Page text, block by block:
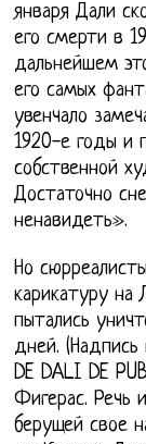
января Дали
его смерти в
дальнейшем
его самых
увенчало
1920-е годы и
собственной
Достаточно
ненавидеть».
Но
карикатуру на
пытались
дней. (Надпись
DE DALI DE
Фигерас. Речь
берущей свое